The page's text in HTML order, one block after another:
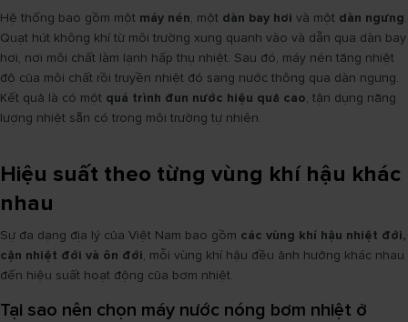
Hệ thống bao gồm một máy nén, một dàn bay hơi và một dàn ngưng.
Quạt hút không khí từ môi trường xung quanh vào và dẫn qua dàn bay
hơi, nơi môi chất làm lạnh hấp thụ nhiệt. Sau đó, máy nén tăng nhiệt
độ của môi chất rồi truyền nhiệt đó sang nước thông qua dàn ngưng.
Kết quả là có một quá trình đun nước hiệu quả cao, tận dụng năng
lượng nhiệt sẵn có trong môi trường tự nhiên.
Hiệu suất theo từng vùng khí hậu khác
nhau
Sự đa dạng địa lý của Việt Nam bao gồm các vùng khí hậu nhiệt đới,
cận nhiệt đới và ôn đới, mỗi vùng khí hậu đều ảnh hưởng khác nhau
đến hiệu suất hoạt động của bơm nhiệt.
Tại sao nên chọn máy nước nóng bơm nhiệt ở